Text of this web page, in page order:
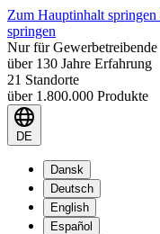
Zum Hauptinhalt springen
springen
Nur für Gewerbetreibende
über 130 Jahre Erfahrung
21 Standorte
über 1.800.000 Produkte
DE
Dansk
Deutsch
English
Español